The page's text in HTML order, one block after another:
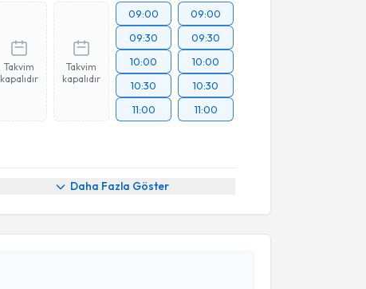
Takvim
kapalıdır
Takvim
kapalıdır
09:00
09:30
10:00
10:30
11:00
09:00
09:30
10:00
10:30
11:00
Daha Fazla Göster